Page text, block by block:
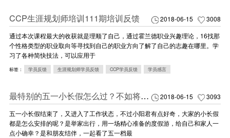
2018-06-15 3008
CCP生涯规划师培训111期培训反馈
通过本次课程最大的收获就是理顺了自己，通过霍兰德职业兴趣理论，16找那
个性格类型的职业取向等寻找到自己的职业方向了解了自己的志趣在哪里。学
习了各种简快技法，可以应用于
标签： 学员反馈 生涯规划师学员反馈 CCP学员反馈 学员感言
2018-06-15 3093
最特别的五一小长假怎么过？不如将学习进行到底吧！
五一小长假结束了，又进入了工作状态，不过小阳君有点好奇，大家的小长假
都是怎么安排的呢？是举家出行，用一场精心准备的度假游，给自己和家人一
点小确幸？是和朋友结伴，一起看了五一档最